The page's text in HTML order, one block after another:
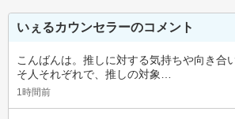
いぇるカウンセラーのコメント
こんばんは。推しに対する気持ちや向き合
そ人それぞれで、推しの対象…
1時間前